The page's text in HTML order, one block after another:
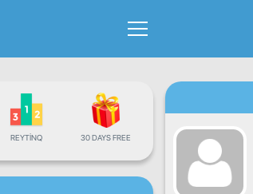
REYTINQ 30 DAYS FREE